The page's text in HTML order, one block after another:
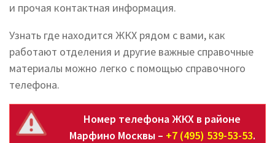
и прочая контактная информация.
Узнать где находится ЖКХ рядом с вами, как
работают отделения и другие важные справочные
материалы можно легко с помощью справочного
телефона.
Номер телефона ЖКХ в районе
Марфино Москвы – +7 (495) 539-53-53.